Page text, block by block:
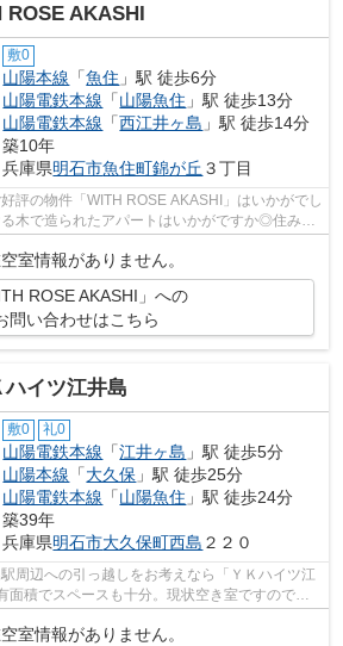
ROSE AKASHI
敷0
山陽本線 「魚住 」駅 徒歩6分
山陽電鉄本線 「山陽魚住 」駅 徒歩13分
山陽電鉄本線 「西江井ヶ島 」駅 徒歩14分
築10年
兵庫県明石市魚住町錦が丘 ３丁目
評の物件「WITH ROSE AKASHI」はいかがでし
木で造られたアパートはいかがですか◎住みよ
さが魅力の徒...
室情報がありません。
ROSE AKASHI」への
問い合わせはこちら
ハイツ江井島
敷0 礼0
山陽電鉄本線 「江井ヶ島 」駅 徒歩5分
山陽本線 「大久保 」駅 徒歩25分
山陽電鉄本線 「山陽魚住 」駅 徒歩24分
築39年
兵庫県明石市大久保町西島 ２２０
周辺への引っ越しをお考えなら「ＹＫハイツ江
面積でスペースも十分。現状空き室ですので、
室情報がありません。